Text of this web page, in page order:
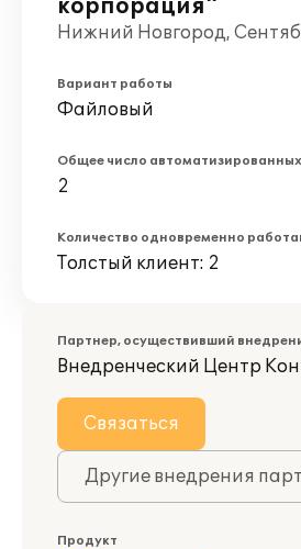
корпорация"
Нижний Новгород,
Вариант работы
Файловый
Общее число
2
Количество одновременно
Толстый клиент: 2
Партнер, осуществивший
Внедренческий Центр
Связаться
Другие внедрения
Продукт